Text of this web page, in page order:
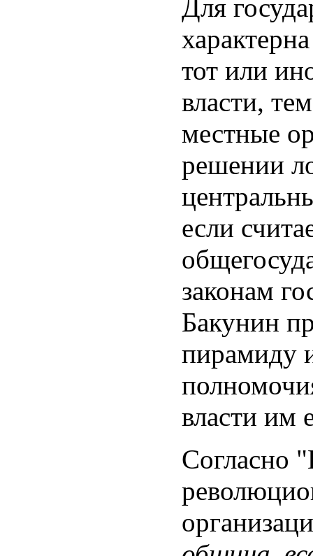
Для
тот или
власти,
местные
решении
если
законам
Бакунин
пирамиду
власти им
Согласно